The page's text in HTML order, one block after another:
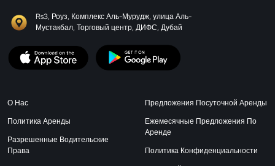
Rs3, Роуз, Комплекс Аль-Мурудж, улица Аль-
Мустакбал, Торговый центр, ДИФС, Дубай
О Нас
Политика Аренды
Разрешенные Водительские
Права
Предложения Посуточной Аренды
Ежемесячные Предложения По
Аренде
Политика Конфиденциальности